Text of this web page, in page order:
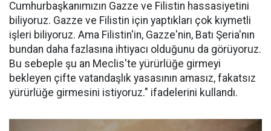
Cumhurbaşkanımızın Gazze ve Filistin hassasiyetini
biliyoruz. Gazze ve Filistin için yaptıkları çok kıymetli
işleri biliyoruz. Ama Filistin'in, Gazze'nin, Batı Şeria'nın
bundan daha fazlasına ihtiyacı olduğunu da görüyoruz.
Bu sebeple şu an Meclis'te yürürlüğe girmeyi
bekleyen çifte vatandaşlık yasasının amasız, fakatsız
yürürlüğe girmesini istiyoruz." ifadelerini kullandı.